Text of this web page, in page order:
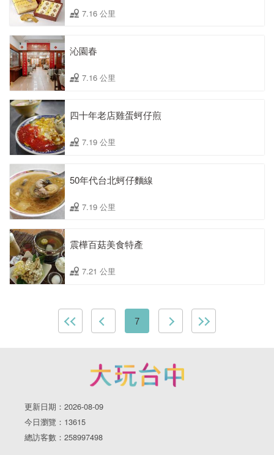
7.16 公里
沁園春
7.16 公里
四十年老店雞蛋蚵仔煎
7.19 公里
50年代台北蚵仔麵線
7.19 公里
震樺百菇美食特產
7.21 公里
7
更新日期：2026-08-09
今日瀏覽：13615
總訪客數：258997498